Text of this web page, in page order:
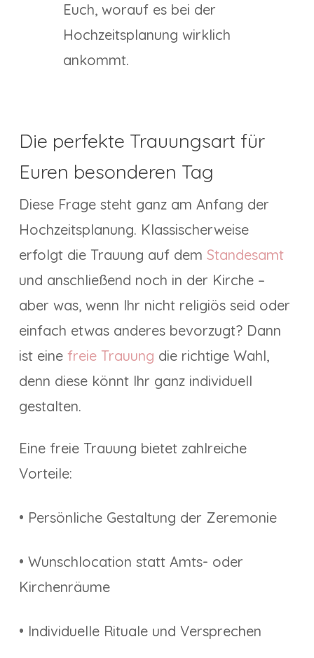
Euch, worauf es bei der
Hochzeitsplanung wirklich
ankommt.
Die perfekte Trauungsart für
Euren besonderen Tag
Diese Frage steht ganz am Anfang der
Hochzeitsplanung. Klassischerweise
erfolgt die Trauung auf dem Standesamt
und anschließend noch in der Kirche –
aber was, wenn Ihr nicht religiös seid oder
einfach etwas anderes bevorzugt? Dann
ist eine freie Trauung die richtige Wahl,
denn diese könnt Ihr ganz individuell
gestalten.
Eine freie Trauung bietet zahlreiche
Vorteile:
• Persönliche Gestaltung der Zeremonie
• Wunschlocation statt Amts- oder
Kirchenräume
• Individuelle Rituale und Versprechen